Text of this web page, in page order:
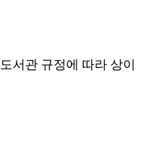
서관 규정에 따라 상이